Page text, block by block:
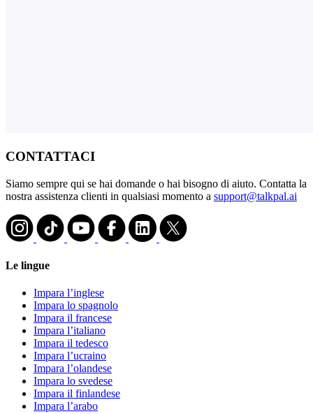
CONTATTACI
Siamo sempre qui se hai domande o hai bisogno di aiuto. Contatta la
nostra assistenza clienti in qualsiasi momento a support@talkpal.ai
Le lingue
Impara l’inglese
Impara lo spagnolo
Impara il francese
Impara l’italiano
Impara il tedesco
Impara l’ucraino
Impara l’olandese
Impara lo svedese
Impara il finlandese
Impara l’arabo